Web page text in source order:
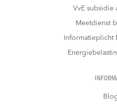
VvE subsidie
Meetdienst
Informatieplicht